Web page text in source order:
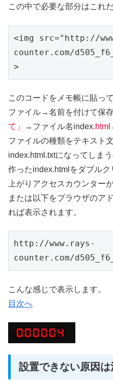
この中で必要な部分はこれだ
<img src="http://
counter.com/
>
このコードをメモ帳に貼って
ファイル→名前を付けて保
て」
→ファイル名index.html
ファイルの種類をテキスト
index.html.txtになってしまう
作ったindex.htmlをダブル
上がりアクセスカウンター
または以下をプラウザのア
れば表示されます。
http://www.rays-
counter.com/
こんな感じで表示します。
目次へ
設置できない原因